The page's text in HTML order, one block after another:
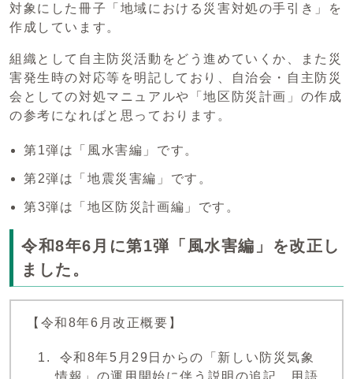
対象にした冊子「地域における災害対処の手引き」を
作成しています。
組織として自主防災活動をどう進めていくか、また災
害発生時の対応等を明記しており、自治会・自主防災
会としての対処マニュアルや「地区防災計画」の作成
の参考になればと思っております。
第1弾は「風水害編」です。
第2弾は「地震災害編」です。
第3弾は「地区防災計画編」です。
令和8年6月に第1弾「風水害編」を改正し
ました。
【令和8年6月改正概要】
令和8年5月29日からの「新しい防災気象
情報」の運用開始に伴う説明の追記、用語